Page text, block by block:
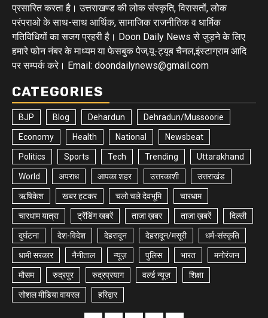
प्रसारित करता है। उत्तराखण्ड की लोक संस्कृति, विरासतों, लोक
परंपराओ के साथ-साथ आर्थिक, सामाजिक राजनीतिक व धार्मिक
गतिविधियों का सजग प्रहरी है। Doon Daily News से जुड़ने के लिए
हमारे फोन नंबर के माध्यम या फेसबुक पेज,यू-ट्यूब चैनल,इंस्टाग्राम आदि
पर सम्पर्क करे। Email: doondailynews@gmail.com
CATEGORIES
BJP Blog Dehardun Dehradun/Mussoorie
Economy Health National Newsbeat
Politics Sports Tech Trending Uttarakhand
World अपराध आपका शहर उत्तरकाशी उत्तराखंड
ऋषिकेश खबर हटकर चलो चले देवभूमि चारधाम
चारधाम यात्रा ट्रेंडिंग खबरें ताज़ा ख़बर ताज़ा ख़बरें दिल्ली
दुर्घटना देश-विदेश देहरादून देहरादून/मसूरी धर्म-संस्कृति
धामी सरकार नैनीताल न्यूज़ पुलिस भारत मनोरंजन
मौसम रुद्रपुर रुद्रप्रयाग वर्ल्ड न्यूज़ शिक्षा
सोशल मीडिया वायरल हरिद्वार